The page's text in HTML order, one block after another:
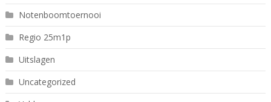
Notenboomtoernooi
Regio 25m1p
Uitslagen
Uncategorized